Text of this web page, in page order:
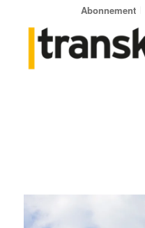
Abonnement